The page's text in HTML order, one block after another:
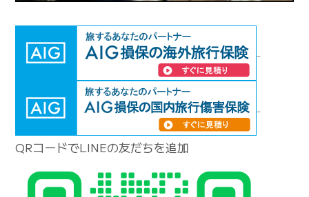
QRコードでLINEの友だちを追加